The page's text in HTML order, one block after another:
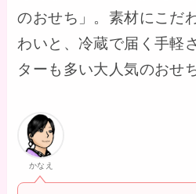
のおせち」。素材にこだ
わいと、冷蔵で届く手軽
ターも多い大人気のおせ
かなえ